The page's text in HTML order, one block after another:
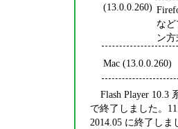
(13.0.0.260)
など
ン方
Mac (13.0.0.260)
Flash Player 10.3
で終了しました。
2014.05 に終了しま